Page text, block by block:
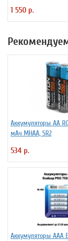
1 550 р.
Аккумуляторы АА
мАч MHAA, SR2
534 р.
Аккумуляторы ААА